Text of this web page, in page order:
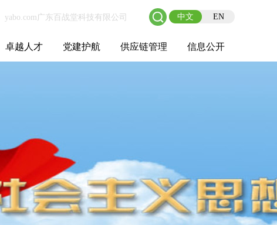
中文 EN
卓越人才 党建护航 供应链管理 信息公开